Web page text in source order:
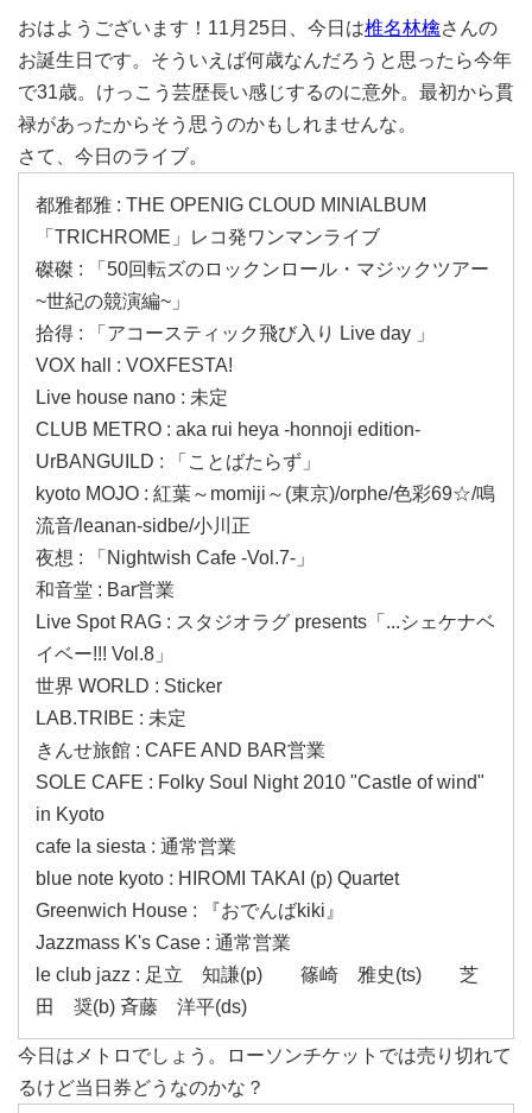
おはようございます！11月25日、今日は椎名林檎さんの
お誕生日です。そういえば何歳なんだろうと思ったら今年
で31歳。けっこう芸歴長い感じするのに意外。最初から貫
禄があったからそう思うのかもしれませんな。
さて、今日のライブ。
都雅都雅 : THE OPENIG CLOUD MINIALBUM
「TRICHROME」レコ発ワンマンライブ
磔磔 : 「50回転ズのロックンロール・マジックツアー
~世紀の競演編~」
拾得 : 「アコースティック飛び入り Live day 」
VOX hall : VOXFESTA!
Live house nano : 未定
CLUB METRO : aka rui heya -honnoji edition-
UrBANGUILD : 「ことばたらず」
kyoto MOJO : 紅葉～momiji～(東京)/orphe/色彩69☆/鳴
流音/leanan-sidbe/小川正
夜想 : 「Nightwish Cafe -Vol.7-」
和音堂 : Bar営業
Live Spot RAG : スタジオラグ presents「...シェケナベ
イベー!!! Vol.8」
世界 WORLD : Sticker
LAB.TRIBE : 未定
きんせ旅館 : CAFE AND BAR営業
SOLE CAFE : Folky Soul Night 2010 "Castle of wind"
in Kyoto
cafe la siesta : 通常営業
blue note kyoto : HIROMI TAKAI (p) Quartet
Greenwich House : 『おでんばkiki』
Jazzmass K's Case : 通常営業
le club jazz : 足立 知謙(p) 篠崎 雅史(ts) 芝
田 奨(b) 斉藤 洋平(ds)
今日はメトロでしょう。ローソンチケットでは売り切れて
るけど当日券どうなのかな？